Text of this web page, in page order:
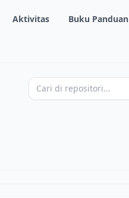
Aktivitas Buku Panduan